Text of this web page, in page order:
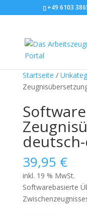
+49 6103
Startseite /
39,95 €
inkl. 19 % MwSt.
Softwarebasierte